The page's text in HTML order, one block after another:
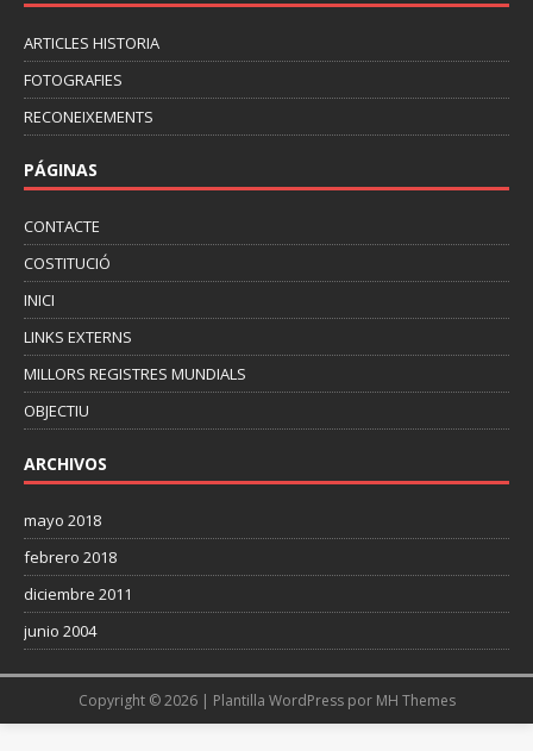
ARTICLES HISTORIA
FOTOGRAFIES
RECONEIXEMENTS
PÁGINAS
CONTACTE
COSTITUCIÓ
INICI
LINKS EXTERNS
MILLORS REGISTRES MUNDIALS
OBJECTIU
ARCHIVOS
mayo 2018
febrero 2018
diciembre 2011
junio 2004
Copyright © 2026 | Plantilla WordPress por MH Themes